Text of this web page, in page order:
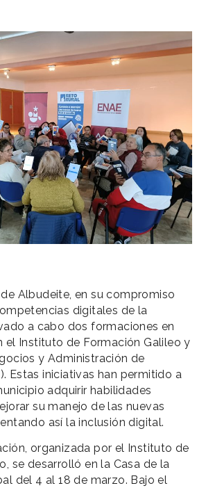
Albudeite, en su compromiso
digitales de la
a cabo dos formaciones en
el Instituto de Formación Galileo y
y Administración de
Estas iniciativas han permitido a
adquirir habilidades
su manejo de las nuevas
así la inclusión digital.
organizada por el Instituto de
se desarrolló en la Casa de la
del 4 al 18 de marzo. Bajo el